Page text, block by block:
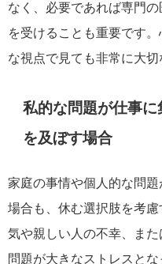
なく、必要であれば専門
を受けることも重要です
な視点で見ても非常に大切
私的な問題が仕事
を及ぼす場合
家庭の事情や個人的な問
場合も、休む選択肢を考
気や親しい人の不幸、ま
問題が大きなストレスと